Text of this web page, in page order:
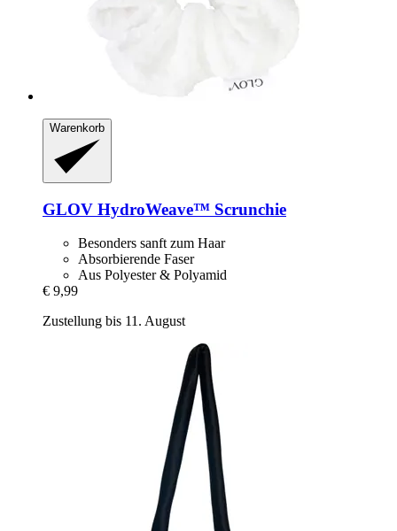
Warenkorb
GLOV HydroWeave™ Scrunchie
Besonders sanft zum Haar
Absorbierende Faser
Aus Polyester & Polyamid
€ 9,99
Zustellung bis 11. August